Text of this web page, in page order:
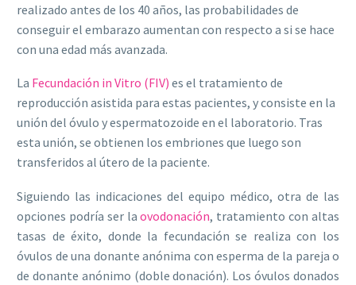
realizado antes de los 40 años, las probabilidades de
conseguir el embarazo aumentan con respecto a si se hace
con una edad más avanzada.
La Fecundación in Vitro (FIV) es el tratamiento de
reproducción asistida para estas pacientes, y consiste en la
unión del óvulo y espermatozoide en el laboratorio. Tras
esta unión, se obtienen los embriones que luego son
transferidos al útero de la paciente.
Siguiendo las indicaciones del equipo médico, otra de las
opciones podría ser laovodonación, tratamiento con altas
tasas de éxito, donde la fecundación se realiza con los
óvulos de una donante anónima con esperma de la pareja o
de donante anónimo (doble donación). Los óvulos donados